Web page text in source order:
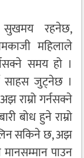
सुखमय रहनेछ,
महिलाले
समय हो ।
साहस जुट्नेछ ।
राम्रो गर्नसक्ने
बोध हुने राम्रो
सकिने छ, अझ
मानसम्मान पाउन